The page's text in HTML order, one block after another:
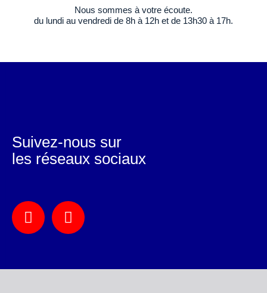
Nous sommes à votre écoute.
du lundi au vendredi de 8h à 12h et de 13h30 à 17h.
Suivez-nous sur
les réseaux sociaux